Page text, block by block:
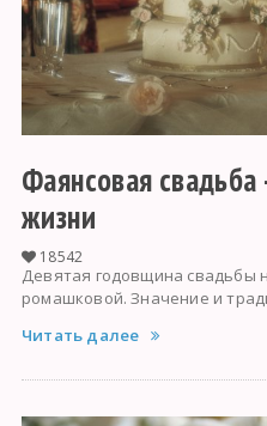
Фаянсовая
жизни
18542
Девятая годовщина свадьбы
ромашковой. Значение и
Читать далее